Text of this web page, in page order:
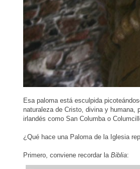
Esa paloma está esculpida
naturaleza de Cristo, divina y humana,
irlandés como San Columba o
¿Qué hace una Paloma de la Iglesia
Primero, conviene recordar la Biblia: